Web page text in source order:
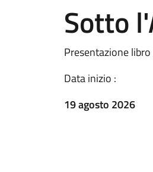
Sotto
Presentazione
Data inizio :
19 agosto 2026